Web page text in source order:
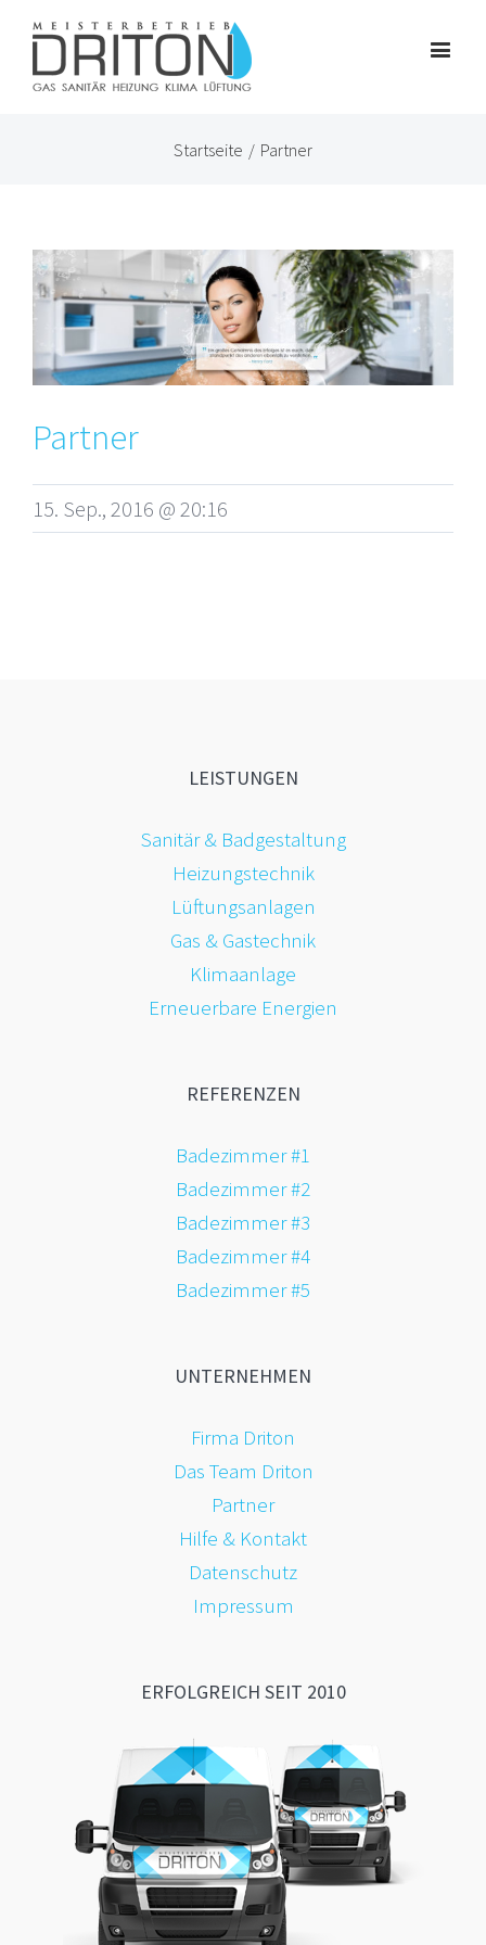
Startseite / Partner
Partner
15. Sep., 2016 @ 20:16
LEISTUNGEN
Sanitär & Badgestaltung
Heizungstechnik
Lüftungsanlagen
Gas & Gastechnik
Klimaanlage
Erneuerbare Energien
REFERENZEN
Badezimmer #1
Badezimmer #2
Badezimmer #3
Badezimmer #4
Badezimmer #5
UNTERNEHMEN
Firma Driton
Das Team Driton
Partner
Hilfe & Kontakt
Datenschutz
Impressum
ERFOLGREICH SEIT 2010